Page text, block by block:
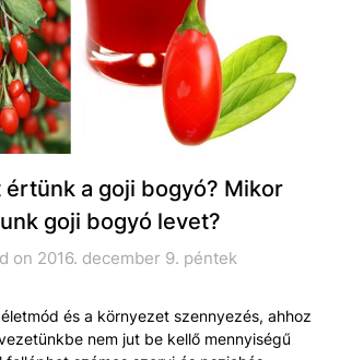
a goji bogyó? Mikor
goji bogyó levet?
on 2016. december 9. péntek
és a környezet szennyezés, ahhoz
nem jut be kellő mennyiségű